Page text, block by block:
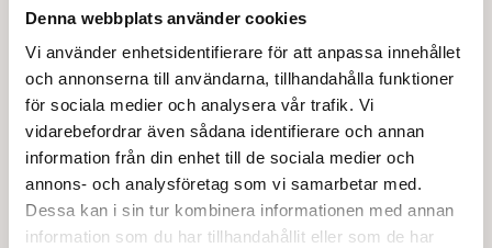
Denna webbplats använder cookies
Vi använder enhetsidentifierare för att anpassa innehållet
och annonserna till användarna, tillhandahålla funktioner
för sociala medier och analysera vår trafik. Vi
vidarebefordrar även sådana identifierare och annan
information från din enhet till de sociala medier och
annons- och analysföretag som vi samarbetar med.
Dessa kan i sin tur kombinera informationen med annan
information som du har tillhandahållit eller som de har
korridor och en utrymningstrappa. Metoden som
utmana elevernas kreativitet och främja samarbete.
Konstnärskollektivet Streetcorner arbetar med
medskapande konst och har tidigare målat
bropelarna under Regulatorbron i Flemingsberg i
samband med Flemingsberg Block Party tidigare i
somras!